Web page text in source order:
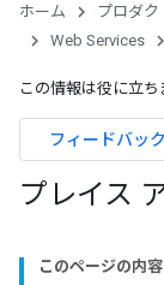
ホーム プロダク
Web Services
この情報は役に立ち
フィードバッ
プレイス
このページの内容